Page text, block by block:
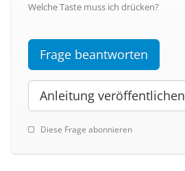
Welche Taste muss ich drücken?
Frage beantworten
Anleitung veröffentlichen
Diese Frage abonnieren